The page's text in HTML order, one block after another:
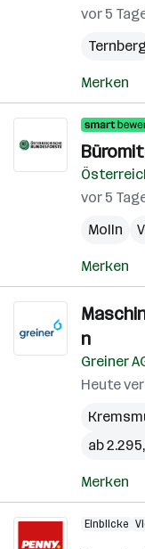
vor 5
Merken
vor 5
Molln
Merken
n
Greiner
Heute
ab
Merken
Einblicke